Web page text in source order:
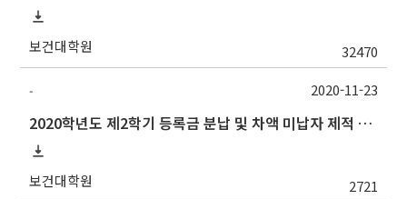
보건대학원 32470
-
2020학년도 제2학기 등록금 분납 및 차액 미납자 제적 예정 알림
보건대학원 2721
2020-11-23